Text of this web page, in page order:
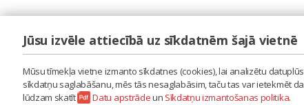
LAIPA
ES RADU MŪZIKU
AKTUALITĀTES
Jūsu izvēle attiecībā uz sīkdatnēm šajā vietnē
Mūsu tīmekļa vietne izmanto sīkdatnes (cookies), lai analizētu
sīkdatņu saglabāšanu, mēs tās nesaglabāsim, taču tas var ietekmēt
lūdzam skatīt
Datu apstrādeun Sīkdatņu izmantošanas politika.